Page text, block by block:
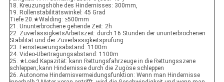
18. Kreuzungshöhe des Hindernisses: 300mm,
19. Rollenstabilitätswinkel: 45 Grad
Tiefe 20.★Walding: ≥500mm
21. Ununterbrochene gehende Zeit: 2h
22. ZuverlässigkeitsArbeitszeit: durch 16 Stunden der ununterbrochenen
Stabilität und der Zuverlässigkeitsprüfung
23. Fernsteuerungsabstand: 1100m
24. Video-Übertragungsabstand: 1100m
25. ★Load Kapazität: kann Rettungsfahrzeuge in die Rettungsszene
schleppen; kann Hindernisse durch die Zugöse schleppen
26. Autonome Hindernisvermeidungsfunktion: Wenn man Hindernisse